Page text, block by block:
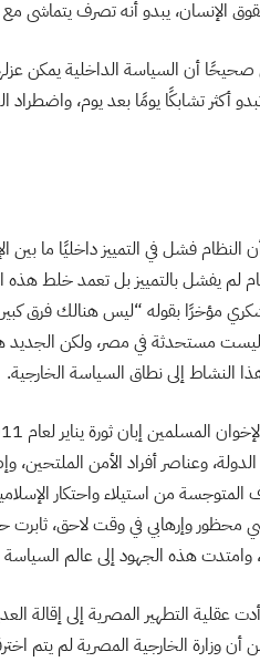
الإنسان، يبدو أنه تصرف يتماشى مع
أن السياسة الداخلية يمكن
أكثر تشابكًا يومًا بعد يوم،
فشل في التمييز داخليًا ما بين
لم يفشل بالتمييز بل تعمد خلط
مؤخرًا بقوله “ليس هنالك فرق
ليست مستحدثة في مصر، ولكن
النشاط إلى نطاق السياسة الخارجية.
وعناصر أفراد الأمن
من استيلاء واحتكار
محظور وإرهابي في وقت لاحق،
وامتدت هذه الجهود إلى عالم السياسة
عقلية التطهير المصرية إلى إقالة
وزارة الخارجية المصرية لم يتم